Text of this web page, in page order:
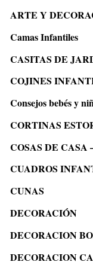
ARTE Y
Camas Infantiles
CASITAS DE
COJINES
Consejos bebés y
CORTINAS
COSAS DE
CUADROS
CUNAS
DECORACIÓN
DECORACION
DECORACION